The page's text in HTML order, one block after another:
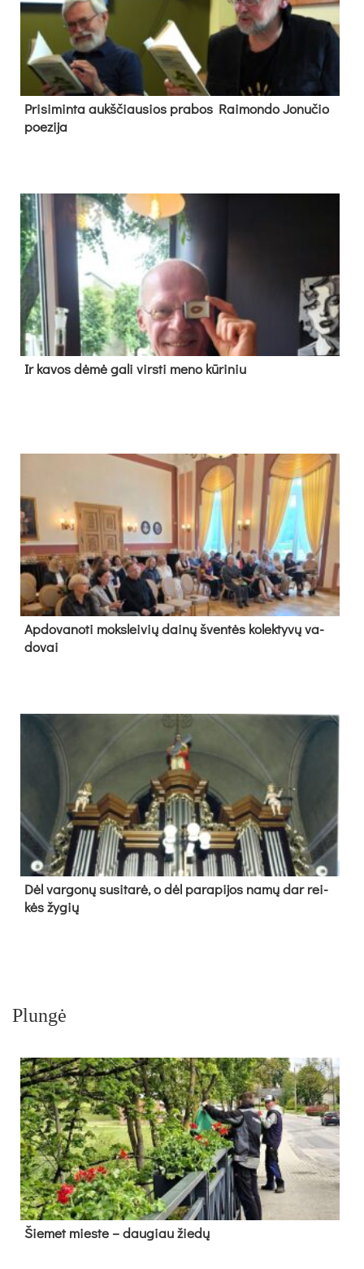
Pri­si­min­ta aukš­čiau­sios pra­bos Rai­mon­do Jo­nu­čio
poe­zi­ja
Ir ka­vos dė­mė ga­li virs­ti me­no kū­ri­niu
Ap­do­va­no­ti moks­lei­vių dai­nų šven­tės ko­lek­ty­vų va­
do­vai
Dėl var­go­nų su­si­ta­rė, o dėl pa­ra­pi­jos na­mų dar rei­
kės žy­gių
Plungė
Šie­met mies­te – dau­giau žie­dų